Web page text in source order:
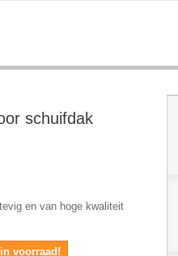
schuifdak
en van hoge kwaliteit
voorraad!